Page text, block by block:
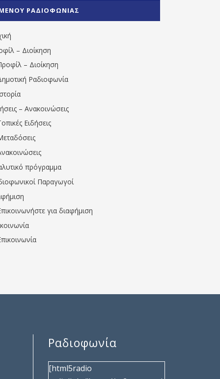
1531194763766854/" artist="" ]
ΡΑΔΙΟΦΩΝΙΑΣ
– Διοίκηση
– Διοίκηση
Ραδιοφωνία
– Ανακοινώσεις
Ειδήσεις
πρόγραμμα
Παραγωγοί
για διαφήμιση
Ραδιοφωνία
[html5radio